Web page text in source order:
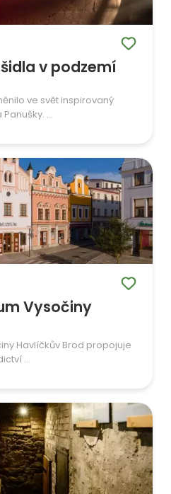
v podzemí
ve svět inspirovaný
...
Vysočiny
Havlíčkův Brod propojuje
...